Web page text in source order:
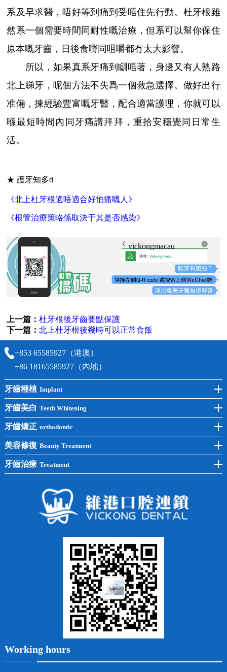
系及早求醫，唔好等到痛到受唔住先行動。杜牙根雖
然系一個需要時間同耐性嘅治療，但系可以幫你保住
原本嘅牙齒，日後食嘢同咀嚼都冇太大影響。
所以，如果真系牙痛到瞓唔著，身邊又有人熟路
北上睇牙，呢個方法不失爲一個救急選擇。做好出行
准備，揀經驗豐富嘅牙醫，配合適當護理，你就可以
喺最短時間內同牙痛講拜拜，重拾安穩覺同日常生
活。
★ 護牙知多d
《北上杜牙根適唔適合好怕痛嘅人》
《根管治療策略係取決于其是否感染》
vickongmacau
上一篇：杜牙根後牙齒要點保護
下一篇：北上杜牙根後幾時可以正常食飯
+853 65585927（港澳）
+86 18165585927（內地）
牙齒種植 Implant
前牙種植
後牙種植
單顆種植
半口種植
全口種植
牙齒美白 Teeth Whitening
冷光美白
洗牙
黃黑牙
常見問題
牙齒矯正 orthodontic
牙齒矯正
兒童矯正
牙列不齊
美容修復 Beauty Treatment
全瓷牙
牙齒治療 Treatment
牙齦出血
Working hours